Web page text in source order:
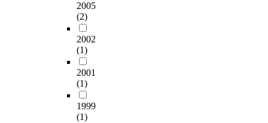
2005
(2)
2002
(1)
2001
(1)
1999
(1)